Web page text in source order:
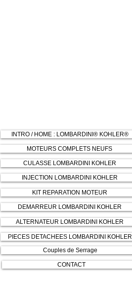
INTRO / HOME : LOMBARDINI® KOHLER®
MOTEURS COMPLETS NEUFS
CULASSE LOMBARDINI KOHLER
INJECTION LOMBARDINI KOHLER
KIT REPARATION MOTEUR
DEMARREUR LOMBARDINI KOHLER
ALTERNATEUR LOMBARDINI KOHLER
PIECES DETACHEES LOMBARDINI KOHLER
Couples de Serrage
CONTACT